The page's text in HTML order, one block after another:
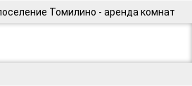
Томилино - аренда комнат